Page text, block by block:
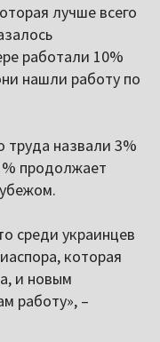
лучше всего
работали 10%
нашли работу по
труда назвали 3%
продолжает
среди украинцев
которая
и новым
работу», –